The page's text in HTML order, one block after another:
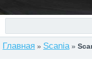
Главная » Scania »